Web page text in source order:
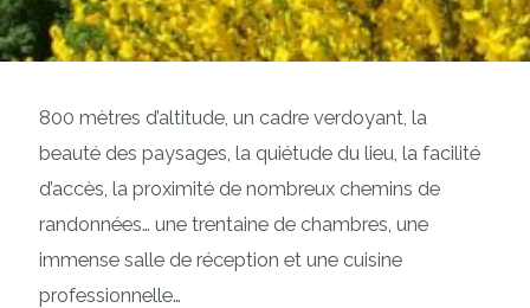
800 mètres d’altitude, un cadre verdoyant, la
beauté des paysages, la quiétude du lieu, la facilité
d’accès, la proximité de nombreux chemins de
randonnées… une trentaine de chambres, une
immense salle de réception et une cuisine
professionnelle…